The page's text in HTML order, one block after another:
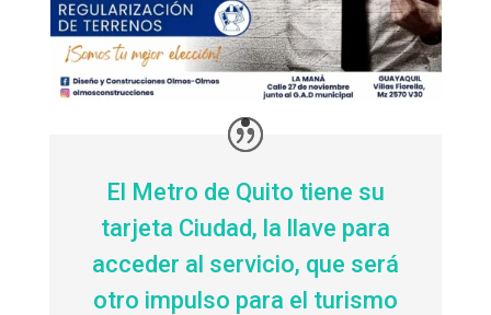
El Metro de Quito tiene su
tarjeta Ciudad, la llave para
acceder al servicio, que será
otro impulso para el turismo